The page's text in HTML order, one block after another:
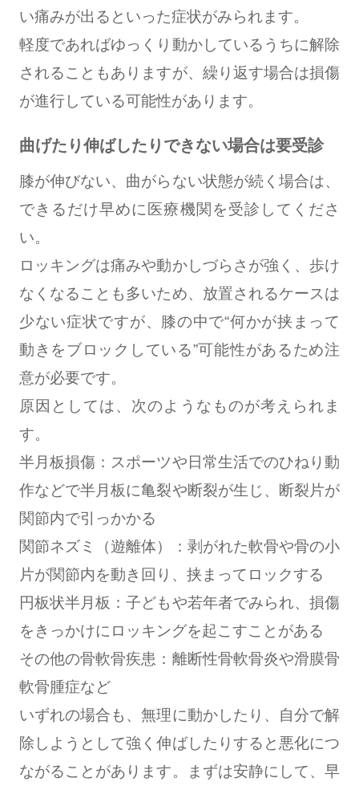
い痛みが出るといった症状がみられます。
軽度であればゆっくり動かしているうちに解除
されることもありますが、繰り返す場合は損傷
が進行している可能性があります。
曲げたり伸ばしたりできない場合は要受診
膝が伸びない、曲がらない状態が続く場合は、
できるだけ早めに医療機関を受診してくださ
い。
ロッキングは痛みや動かしづらさが強く、歩け
なくなることも多いため、放置されるケースは
少ない症状ですが、膝の中で“何かが挟まって
動きをブロックしている”可能性があるため注
意が必要です。
原因としては、次のようなものが考えられま
す。
半月板損傷：スポーツや日常生活でのひねり動
作などで半月板に亀裂や断裂が生じ、断裂片が
関節内で引っかかる
関節ネズミ（遊離体）：剥がれた軟骨や骨の小
片が関節内を動き回り、挟まってロックする
円板状半月板：子どもや若年者でみられ、損傷
をきっかけにロッキングを起こすことがある
その他の骨軟骨疾患：離断性骨軟骨炎や滑膜骨
軟骨腫症など
いずれの場合も、無理に動かしたり、自分で解
除しようとして強く伸ばしたりすると悪化につ
ながることがあります。まずは安静にして、早